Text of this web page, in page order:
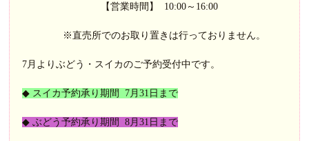
【営業時間】 10:00 ～ 16:00
※直売所でのお取り置きは行っておりません。
7 月よりぶどう・スイカのご予約受付中です。
◆ スイカ予約承り期間 7 月31 日まで
◆ぶどう予約承り期間 8 月31 日まで